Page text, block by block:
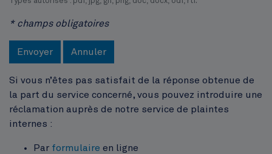
* champs obligatoires
Envoyer Annuler
Si vous n’êtes pas satisfait de la réponse obtenue de
la part du service concerné, vous pouvez introduire une
réclamation auprès de notre service de plaintes
internes :
Par formulaire en ligne